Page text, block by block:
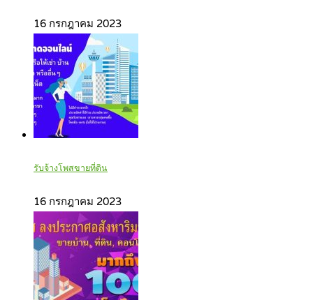
16 กรกฎาคม 2023
รับจ้างโพสขายที่ดิน
16 กรกฎาคม 2023